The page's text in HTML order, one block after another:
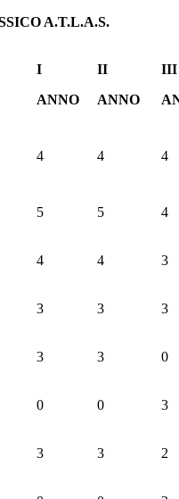
A.T.L.A.S.
I
ANNO
II
ANNO
III
4 4 4
5 5 4
4 4 3
3 3 3
3 3 0
0 0 3
3 3 2